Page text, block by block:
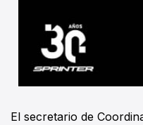
El secretario de